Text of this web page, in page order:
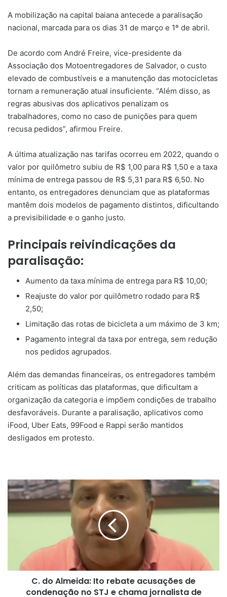
A mobilização na capital baiana antecede a paralisação
nacional, marcada para os dias 31 de março e 1º de abril.
De acordo com André Freire, vice-presidente da
Associação dos Motoentregadores de Salvador, o custo
elevado de combustíveis e a manutenção das motocicletas
tornam a remuneração atual insuficiente. “Além disso, as
regras abusivas dos aplicativos penalizam os
trabalhadores, como no caso de punições para quem
recusa pedidos”, afirmou Freire.
A última atualização nas tarifas ocorreu em 2022, quando o
valor por quilômetro subiu de R$ 1,00 para R$ 1,50 e a taxa
mínima de entrega passou de R$ 5,31 para R$ 6,50. No
entanto, os entregadores denunciam que as plataformas
mantêm dois modelos de pagamento distintos, dificultando
a previsibilidade e o ganho justo.
Principais reivindicações da
paralisação:
Aumento da taxa mínima de entrega para R$ 10,00;
Reajuste do valor por quilômetro rodado para R$
2,50;
Limitação das rotas de bicicleta a um máximo de 3 km;
Pagamento integral da taxa por entrega, sem redução
nos pedidos agrupados.
Além das demandas financeiras, os entregadores também
criticam as políticas das plataformas, que dificultam a
organização da categoria e impõem condições de trabalho
desfavoráveis. Durante a paralisação, aplicativos como
iFood, Uber Eats, 99Food e Rappi serão mantidos
desligados em protesto.
C.
Ito
condenação
no
C. do Almeida: Ito rebate acusações de
condenação no STJ e chama jornalista de